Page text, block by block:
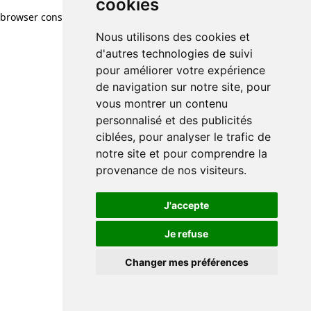
cookies
Nous utilisons des cookies et
d'autres technologies de suivi
pour améliorer votre expérience
de navigation sur notre site, pour
vous montrer un contenu
personnalisé et des publicités
ciblées, pour analyser le trafic de
notre site et pour comprendre la
provenance de nos visiteurs.
J'accepte
Je refuse
Changer mes préférences
browser console for more information)